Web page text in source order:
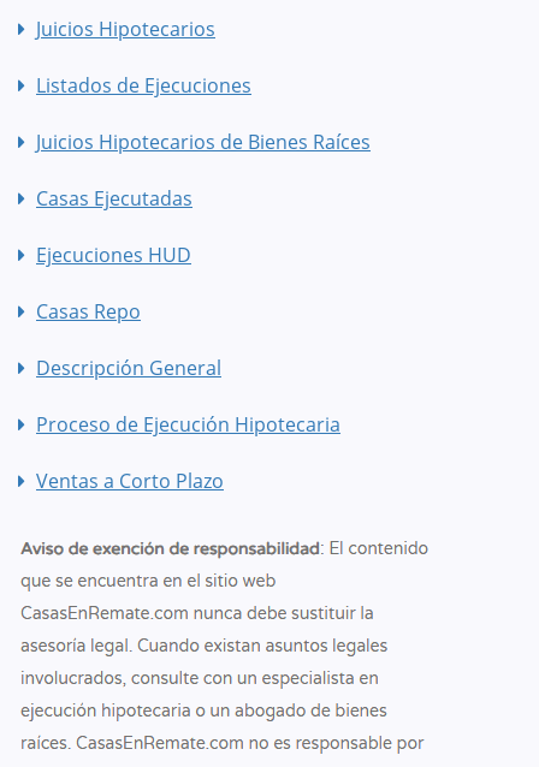
Juicios Hipotecarios
Listados de Ejecuciones
Juicios Hipotecarios de Bienes Raíces
Casas Ejecutadas
Ejecuciones HUD
Casas Repo
Descripción General
Proceso de Ejecución Hipotecaria
Ventas a Corto Plazo